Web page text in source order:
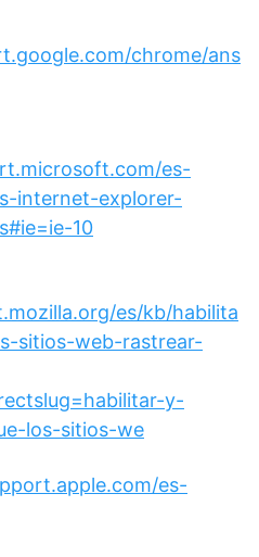
chrome/ans
es-
internet-explorer-
10
es/kb/habilita
sitios-web-rastrear-
y-
los-sitios-we
es-